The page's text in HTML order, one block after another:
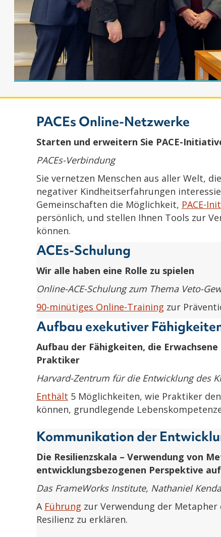
PACEs Online-Netzwerke
Starten und erweitern Sie PACE-
PACEs-Verbindung
Sie vernetzen Menschen aus aller Welt,
negativer Kindheitserfahrungen
Gemeinschaften die Möglichkeit, PACE-
persönlich, und stellen Ihnen Tools zur
können.
ACEs-Schulung
Wir alle haben eine Rolle zu spielen
Online-ACE-Schulung zum Thema Veto-
90-minütiges Online-Training zur
Aufbau exekutiver
Aufbau der Fähigkeiten, die
Praktiker
Harvard-Zentrum für die Entwicklung des
Enthält 5 Möglichkeiten, wie Praktiker
können, grundlegende
Kommunikation der
Die Resilienzskala – Verwendung von
entwicklungsbezogenen Perspektive
Das FrameWorks Institute, Nathaniel
A Führung zur Verwendung der
Resilienz zu erklären.